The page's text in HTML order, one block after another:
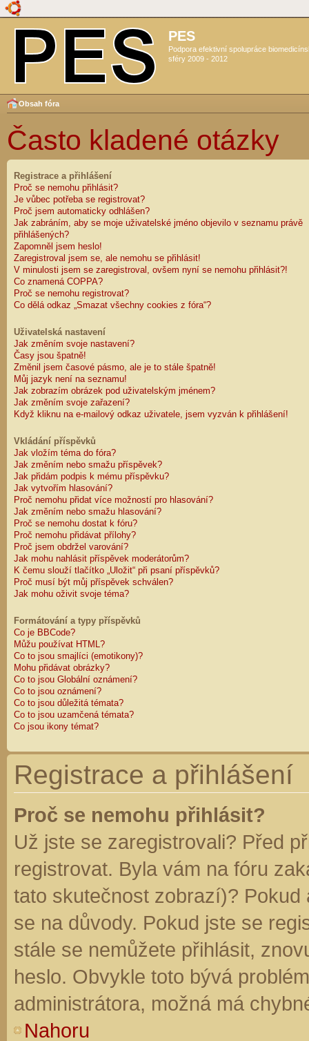
PES
Podpora efektivní spolupráce
sféry 2009 - 2012
Obsah fóra
Často kladené otázky
Registrace a přihlášení
Proč se nemohu přihlásit?
Je vůbec potřeba se registrovat?
Proč jsem automaticky odhlášen?
Jak zabráním, aby se moje uživatelské jméno objevilo v seznamu právě
přihlášených?
Zapomněl jsem heslo!
Zaregistroval jsem se, ale nemohu se přihlásit!
V minulosti jsem se zaregistroval, ovšem nyní se nemohu přihlásit?!
Co znamená COPPA?
Proč se nemohu registrovat?
Co dělá odkaz „Smazat všechny cookies z fóra“?
Uživatelská nastavení
Jak změním svoje nastavení?
Časy jsou špatně!
Změnil jsem časové pásmo, ale je to stále špatně!
Můj jazyk není na seznamu!
Jak zobrazím obrázek pod uživatelským jménem?
Jak změním svoje zařazení?
Když kliknu na e-mailový odkaz uživatele, jsem vyzván k přihlášení!
Vkládání příspěvků
Jak vložím téma do fóra?
Jak změním nebo smažu příspěvek?
Jak přidám podpis k mému příspěvku?
Jak vytvořím hlasování?
Proč nemohu přidat více možností pro hlasování?
Jak změním nebo smažu hlasování?
Proč se nemohu dostat k fóru?
Proč nemohu přidávat přílohy?
Proč jsem obdržel varování?
Jak mohu nahlásit příspěvek moderátorům?
K čemu slouží tlačítko „Uložit“ při psaní příspěvků?
Proč musí být můj příspěvek schválen?
Jak mohu oživit svoje téma?
Formátování a typy příspěvků
Co je BBCode?
Můžu používat HTML?
Co to jsou smajlíci (emotikony)?
Mohu přidávat obrázky?
Co to jsou Globální oznámení?
Co to jsou oznámení?
Co to jsou důležitá témata?
Co to jsou uzamčená témata?
Co jsou ikony témat?
Registrace a přihlášení
Proč se nemohu přihlásit?
Už jste se zaregistrovali? Před
registrovat. Byla vám na fóru
tato skutečnost zobrazí)?
se na důvody. Pokud jste se
stále se nemůžete přihlásit,
heslo. Obvykle toto bývá
administrátora, možná má
Nahoru